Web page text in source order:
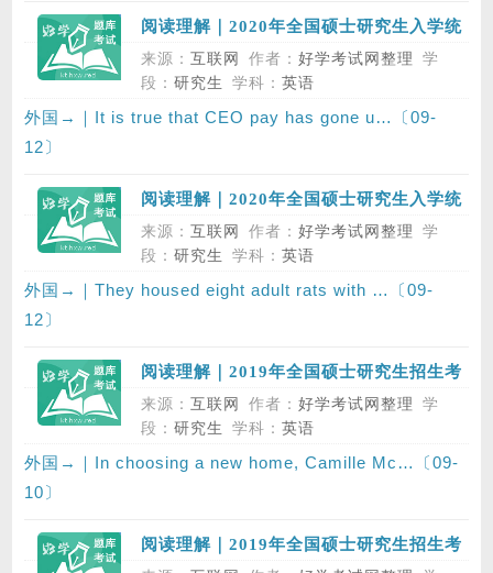
阅读理解｜2020年全国硕士研究生入学统
一考试英语（二）真题，Section II，
Reading Comprehension，Text 2
来源： 互联网 作者： 好学考试网整理
学
段： 研究生 学科： 英语
外国→｜It is true that CEO pay has gone u…〔09-
12〕
阅读理解｜2020年全国硕士研究生入学统
一考试英语（二）真题，Section II，
Reading Comprehension，Text 1
来源： 互联网 作者： 好学考试网整理
学
段： 研究生 学科： 英语
外国→｜They housed eight adult rats with …〔09-
12〕
阅读理解｜2019年全国硕士研究生招生考
试英语（二）真题，Section II，Reading
Comprehension，Part B
来源： 互联网 作者： 好学考试网整理
学
段： 研究生 学科： 英语
外国→｜In choosing a new home, Camille Mc…〔09-
10〕
阅读理解｜2019年全国硕士研究生招生考
试英语（二）真题，Section II，Reading